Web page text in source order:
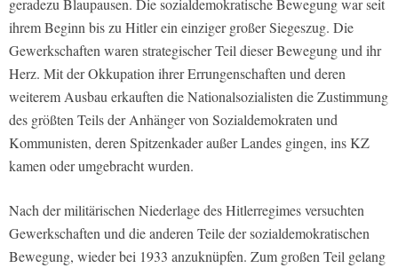
geradezu Blaupausen. Die sozialdemokratische Bewegung war seit
ihrem Beginn bis zu Hitler ein einziger großer Siegeszug. Die
Gewerkschaften waren strategischer Teil dieser Bewegung und ihr
Herz. Mit der Okkupation ihrer Errungenschaften und deren
weiterem Ausbau erkauften die Nationalsozialisten die Zustimmung
des größten Teils der Anhänger von Sozialdemokraten und
Kommunisten, deren Spitzenkader außer Landes gingen, ins KZ
kamen oder umgebracht wurden.
Nach der militärischen Niederlage des Hitlerregimes versuchten
Gewerkschaften und die anderen Teile der sozialdemokratischen
Bewegung, wieder bei 1933 anzuknüpfen. Zum großen Teil gelang